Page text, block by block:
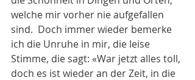
welche mir vorher nie aufgefallen
sind.  Doch immer wieder bemerke
ich die Unruhe in mir, die leise
Stimme, die sagt: «War jetzt alles toll,
doch es ist wieder an der Zeit, in die